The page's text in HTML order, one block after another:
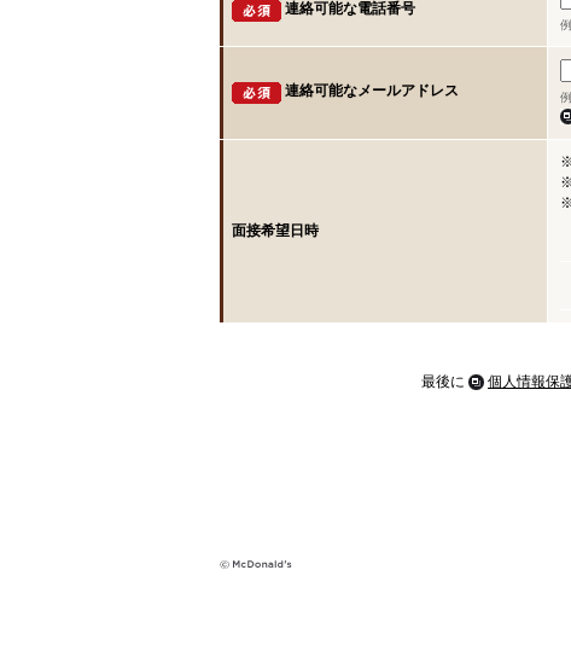
連絡可能な電話番号
連絡可能なメールアドレス
面接希望日時
最後に 個人情報保